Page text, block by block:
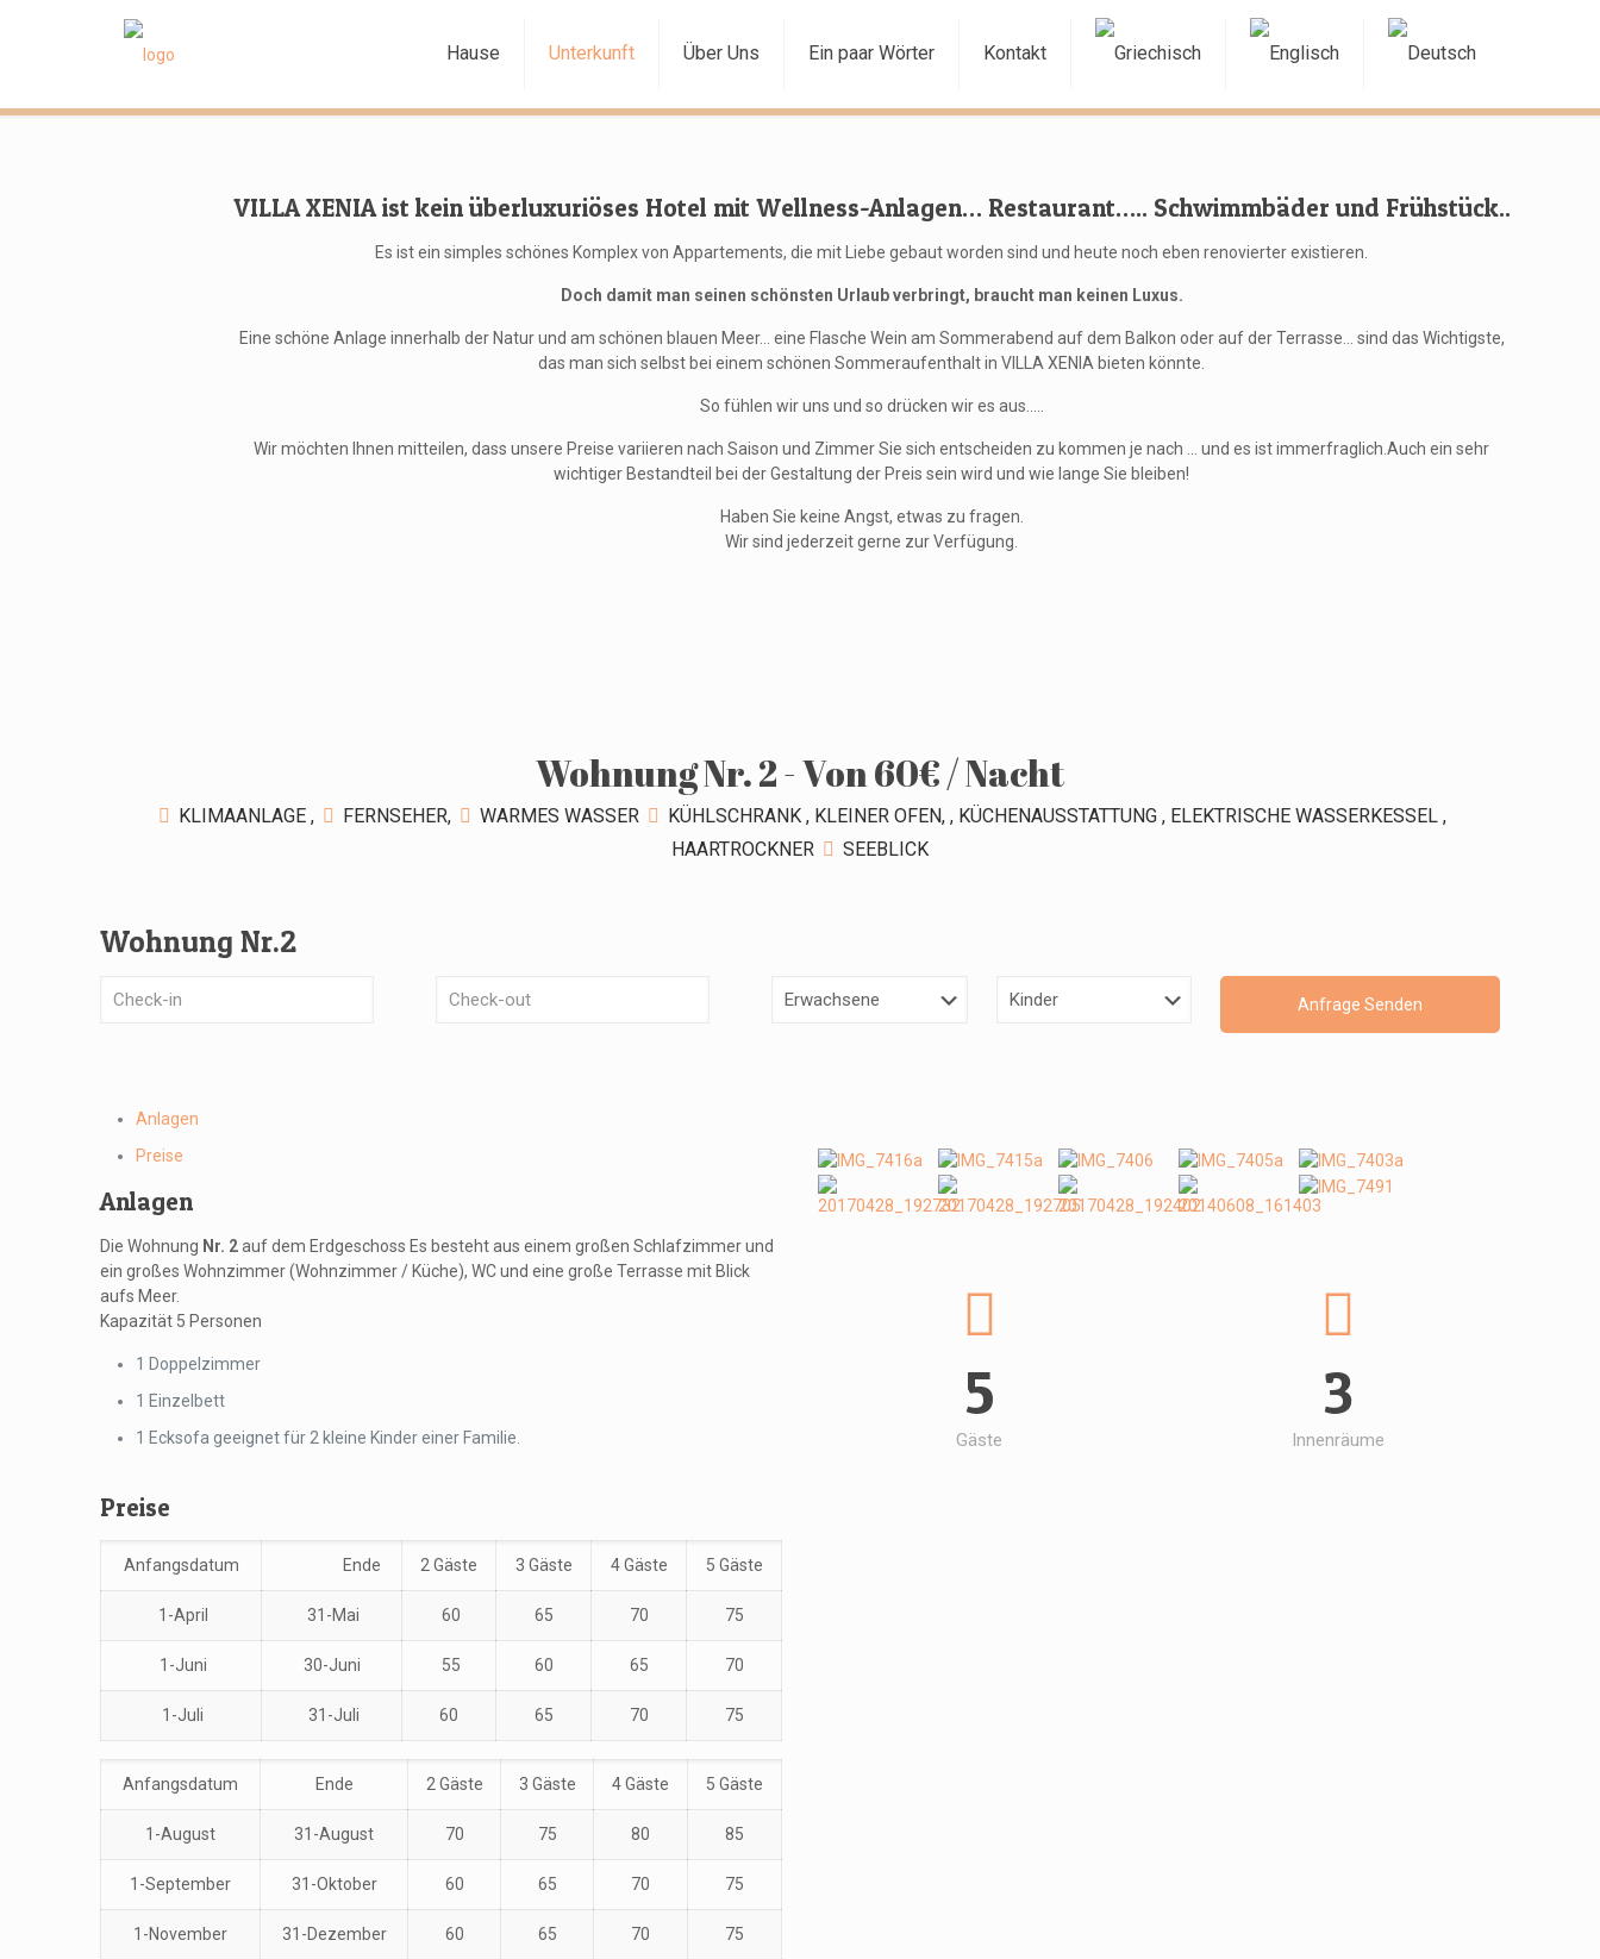
Hause Unterkunft Über Uns Εin paar Wörter Kontakt
VILLA XENIA ist kein überluxuriöses Hotel mit Wellness-Anlagen… Restaurant….. Schwimmbäder und Frühstück..
Es ist ein simples schönes Komplex von Appartements, die mit Liebe gebaut worden sind und heute noch eben renovierter existieren.
Doch damit man seinen schönsten Urlaub verbringt, braucht man keinen Luxus.
Eine schöne Anlage innerhalb der Natur und am schönen blauen Meer… eine Flasche Wein am Sommerabend auf dem Balkon oder auf der Terrasse… sind das Wichtigste,
das man sich selbst bei einem schönen Sommeraufenthalt in VILLA XENIA bieten könnte.
So fühlen wir uns und so drücken wir es aus…..
Wir möchten Ihnen mitteilen, dass unsere Preise variieren nach Saison und Zimmer Sie sich entscheiden zu kommen je nach und es ist immerfraglich.Auch ein sehr
wichtiger Bestandteil bei der Gestaltung der Preis sein wird und wie lange Sie bleiben!
Haben Sie keine Angst, etwas zu fragen.
Wir sind jederzeit gerne zur Verfügung
Wohnung Nr. 2 - Von 60€ / Nacht
KLIMAANLAGE , FERNSEHER, WARMES WASSER
KÜHLSCHRANK , KLEINER OFEN, , KÜCHENAUSSTATTUNG , ELEKTRISCHE WASSERKESSEL ,
HAARTROCKNER
SEEBLICK
Wohnung Nr.2
Anlagen
Preise
Anlagen
Die Wohnung Nr. 2auf dem Erdgeschoss Es besteht aus einem großen Schlafzimmer und
ein großes Wohnzimmer (Wohnzimmer / Küche), WC und eine große Terrasse mit Blick
aufs Meer.
Kapazität 5 Personen
1 Doppelzimmer
1 Einzelbett
1 Ecksofa geeignet für 2 kleine Kinder einer Familie.
Preise
Anfangsdatum Ende 2 Gäste 3 Gäste 4 Gäste 5 Gäste
1-April 31-Mai 60 65 70 75
1-Juni 30-Juni 55 60 65 70
1-Juli 31-Juli 60 65 70 75
Anfangsdatum Ende 2 Gäste 3 Gäste 4 Gäste 5 Gäste
1-August 31-August 70 75 80 85
1-September 31-Oktober 60 65 70 75
1-November 31-Dezember 60 65 70 75
5
Gäste
3
Innenräume